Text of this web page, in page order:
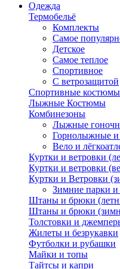
Одежда
Термобельё
Комплекты
Самое
Детское
Самое теплое
Спортивное
С ветрозащитой
Спортивные костюмы
Лыжные Костюмы
Комбинезоны
Лыжные
Горнолыжные и
Вело и
Куртки и ветровки
Куртки и ветровки
Куртки и Ветровки
Зимние парки и
Штаны и брюки
Штаны и брюки
Толстовки и
Жилеты и безрукавки
Футболки и рубашки
Майки и топы
Тайтсы и капри